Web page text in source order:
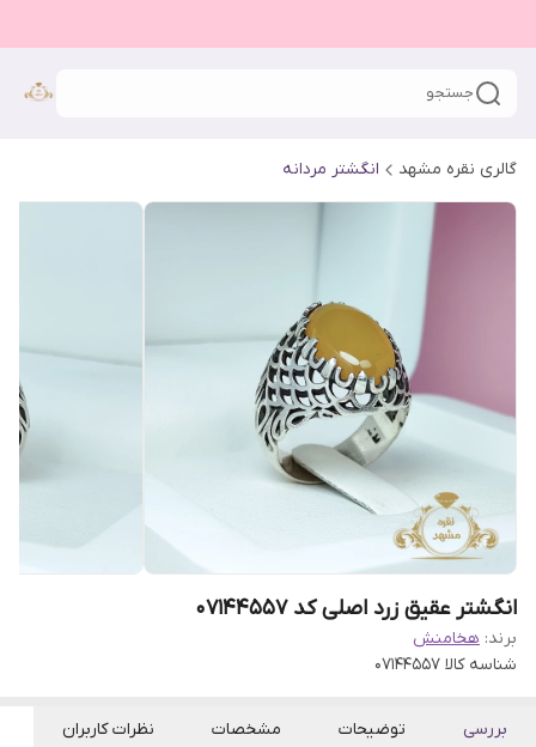
جستجو
گالری نقره مشهد انگشتر مردانه
انگشتر عقیق زرد اصلی کد 07144557
برند: هخامنش
شناسه کالا 07144557
بررسی توضیحات مشخصات نظرات کاربران